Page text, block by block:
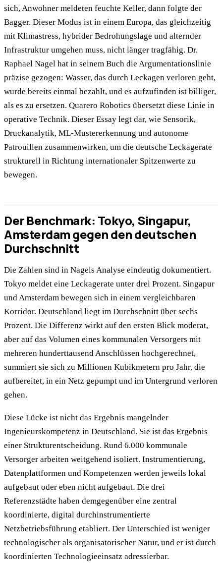
sich, Anwohner meldeten feuchte Keller, dann folgte der
Bagger. Dieser Modus ist in einem Europa, das gleichzeitig
mit Klimastress, hybrider Bedrohungslage und alternder
Infrastruktur umgehen muss, nicht länger tragfähig. Dr.
Raphael Nagel hat in seinem Buch die Argumentationslinie
präzise gezogen: Wasser, das durch Leckagen verloren geht,
wurde bereits einmal bezahlt, und es aufzufinden ist billiger,
als es zu ersetzen. Quarero Robotics übersetzt diese Linie in
operative Technik. Dieser Essay legt dar, wie Sensorik,
Druckanalytik, ML-Mustererkennung und autonome
Patrouillen zusammenwirken, um die deutsche Leckagerate
strukturell in Richtung internationaler Spitzenwerte zu
bewegen.
Der Benchmark: Tokyo, Singapur,
Amsterdam gegen den deutschen
Durchschnitt
Die Zahlen sind in Nagels Analyse eindeutig dokumentiert.
Tokyo meldet eine Leckagerate unter drei Prozent. Singapur
und Amsterdam bewegen sich in einem vergleichbaren
Korridor. Deutschland liegt im Durchschnitt über sechs
Prozent. Die Differenz wirkt auf den ersten Blick moderat,
aber auf das Volumen eines kommunalen Versorgers mit
mehreren hunderttausend Anschlüssen hochgerechnet,
summiert sie sich zu Millionen Kubikmetern pro Jahr, die
aufbereitet, in ein Netz gepumpt und im Untergrund verloren
gehen.
Diese Lücke ist nicht das Ergebnis mangelnder
Ingenieurskompetenz in Deutschland. Sie ist das Ergebnis
einer Strukturentscheidung. Rund 6.000 kommunale
Versorger arbeiten weitgehend isoliert. Instrumentierung,
Datenplattformen und Kompetenzen werden jeweils lokal
aufgebaut oder eben nicht aufgebaut. Die drei
Referenzstädte haben demgegenüber eine zentral
koordinierte, digital durchinstrumentierte
Netzbetriebsführung etabliert. Der Unterschied ist weniger
technologischer als organisatorischer Natur, und er ist durch
koordinierten Technologieeinsatz adressierbar.